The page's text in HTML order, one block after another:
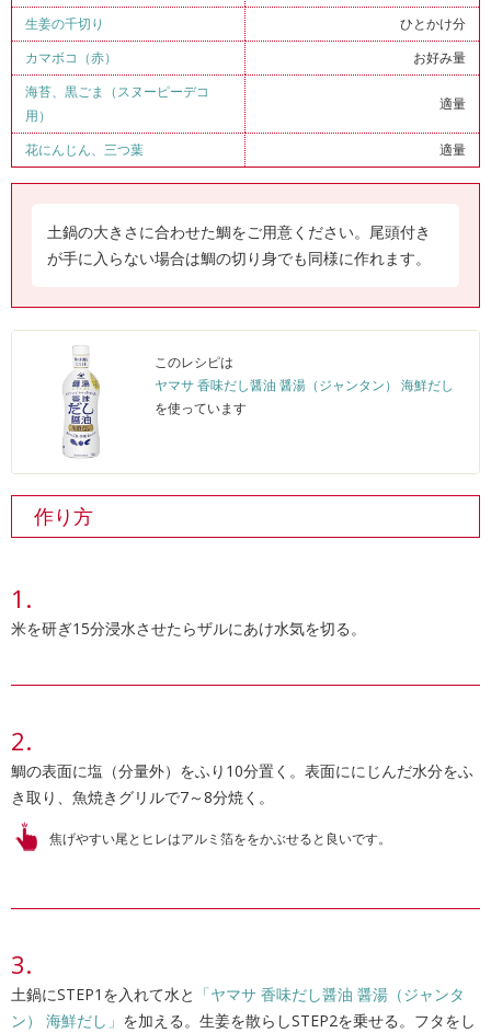
生姜の千切り
ひとかけ分
カマボコ（赤）
お好み量
海苔、 黒ごま（スヌーピーデコ
用）
適量
花にんじん、 三つ葉 適量
土鍋の大きさに合わせた鯛をご用意ください。尾頭付き
が手に入らない場合は鯛の切り身でも同様に作れます。
このレシピは
ヤマサ 香味だし醤油 醤湯（ジャンタン） 海鮮だし
を使っています
作り方
米を研ぎ15分浸水させたらザルにあけ水気を切る。
鯛の表面に塩（分量外）をふり10分置く。表面ににじんだ水分をふ
き取り、魚焼きグリルで7～8分焼く。
焦げやすい尾とヒレはアルミ箔ををかぶせると良いです。
土鍋にSTEP1を入れて水と 「ヤマサ 香味だし醤油 醤湯（ジャンタ
ン） 海鮮だし」 を加える。生姜を散らしSTEP2を乗せる。フタをし